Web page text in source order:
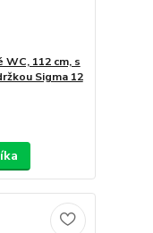
WC, 112 cm, s
Sigma 12